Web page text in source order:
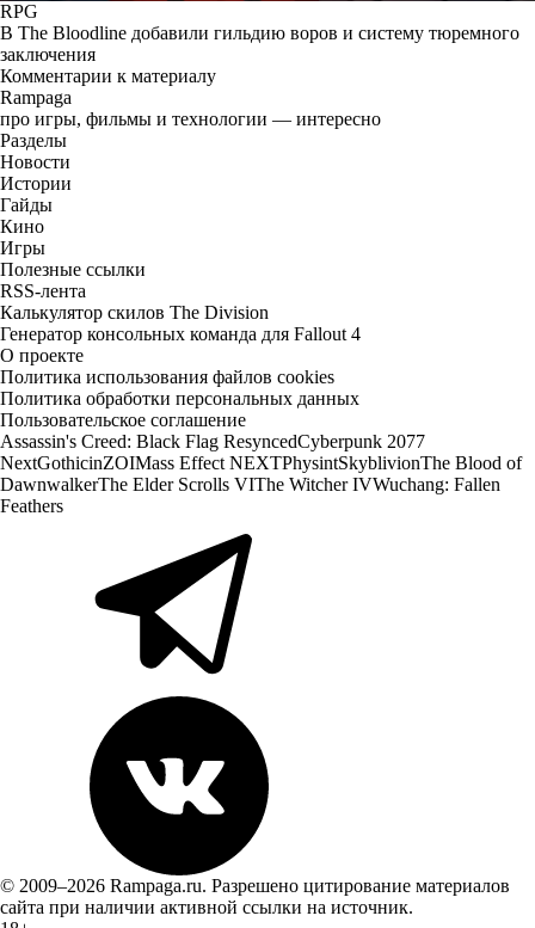
RPG
В The Bloodline добавили гильдию воров и систему тюремного
заключения
Комментарии к материалу
Rampaga
про игры, фильмы и технологии — интересно
Разделы
Новости
Истории
Гайды
Кино
Игры
Полезные ссылки
RSS-лента
Калькулятор скилов The Division
Генератор консольных команда для Fallout 4
О проекте
Политика использования файлов cookies
Политика обработки персональных данных
Пользовательское соглашение
Assassin's Creed: Black Flag ResyncedCyberpunk 2077
NextGothicinZOIMass Effect NEXTPhysintSkyblivionThe Blood of
DawnwalkerThe Elder Scrolls VIThe Witcher IVWuchang: Fallen
Feathers
© 2009–2026 Rampaga.ru. Разрешено цитирование материалов
сайта при наличии активной ссылки на источник.